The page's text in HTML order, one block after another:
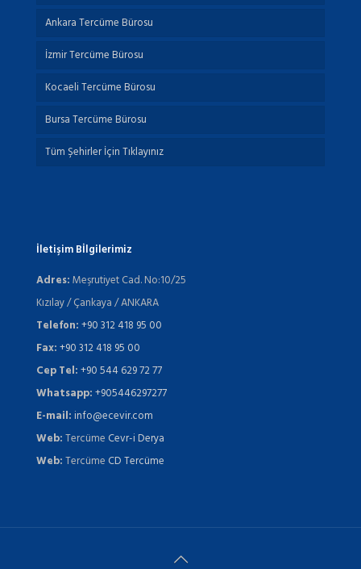
Ankara Tercüme Bürosu
İzmir Tercüme Bürosu
Kocaeli Tercüme Bürosu
Bursa Tercüme Bürosu
Tüm Şehirler İçin Tıklayınız
İletişim Bİlgilerimiz
Adres:Meşrutiyet Cad. No:10/25
Kızılay / Çankaya / ANKARA
Telefon:+90 312 418 95 00
Fax:+90 312 418 95 00
Cep Tel:+90 544 629 72 77
Whatsapp:+905446297277
E-mail:info@ecevir.com
Web:Tercüme Cevr-i Derya
Web:Tercüme CD Tercüme